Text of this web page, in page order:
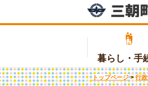
暮らし・手
トップページ > 行